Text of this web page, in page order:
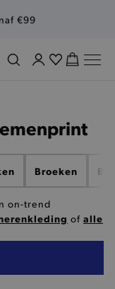
€99
Broeken
on-trend
of alle